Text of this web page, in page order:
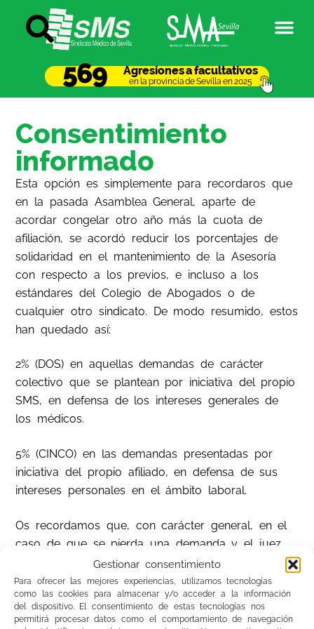
Gestionar consentimiento
Para ofrecer las mejores experiencias, utilizamos tecnologías
como las cookies para almacenar y/o acceder a la información
del dispositivo. El consentimiento de estas tecnologías nos
permitirá procesar datos como el comportamiento de navegación
Agresiones a facultativos
en la provincia de Sevilla en 2025
569
Consentimiento
informado
Esta opción es simplemente para recordaros que
en la pasada Asamblea General, aparte de
acordar congelar otro año más la cuota de
afiliación, se acordó reducir los porcentajes de
solidaridad en el mantenimiento de la Asesoría
con respecto a los previos, e incluso a los
estándares del Colegio de Abogados o de
cualquier otro sindicato. De modo resumido, estos
han quedado así:
2% (DOS) en aquellas demandas de carácter
colectivo que se plantean por iniciativa del propio
SMS, en defensa de los intereses generales de
los médicos.
5% (CINCO) en las demandas presentadas por
iniciativa del propio afiliado, en defensa de sus
intereses personales en el ámbito laboral.
Os recordamos que, con carácter general, en el
caso de que se pierda una demanda y el juez
condene al afiliado a pagar las costas de juicio,
el abono de estas correrá a cargo del afiliado.
En el caso de que los abogados entiendan que
existe un riesgo apreciable en este sentido,